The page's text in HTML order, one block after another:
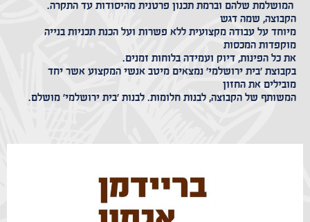
המושלמת שלהם וברמת תכנון פרטנית מהיסודות עד התקרה.
הקבוצה, שמה דגש
מיוחד על עבודה מקצועית ללא פשרות ועל הכנת תכניות בנייה
מוקפדות המכסות
את כל הפינות, דיוק ועמידה בלוחות זמנים.
בקבוצת 'בית ירושלמי' נמצאים מיטב אנשי המקצוע אשר יחד
מובילים את החזון
המשותף של הקבוצה, לבנות חלומות. לבנות 'בית ירושלמי' מושלם.